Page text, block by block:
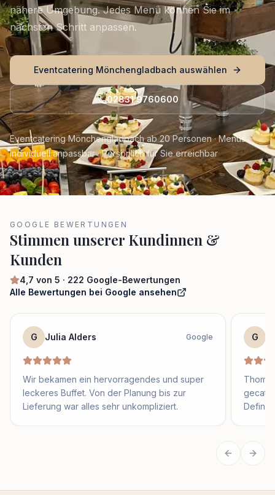
nähere Umgebung. Jedes Menü können Sie im
nächsten Schritt anpassen.
Eventcatering Mönchengladbach auswählen
02831 9760600
Eventcatering Mönchengladbach ab 20 Personen · Menüs
individuell anpassbar · Persönlich für Sie erreichbar
GOOGLE BEWERTUNGEN
Stimmen unserer Kundinnen &
Kunden
4,7 von 5 · 222 Google-Bewertungen
Alle Bewertungen bei Google ansehen
G Julia Alders Google
Wir bekamen ein hervorragendes und super
leckeres Buffet. Von der Planung bis zur
Lieferung war alles sehr unkompliziert.
G
Vorherige